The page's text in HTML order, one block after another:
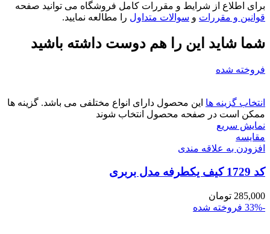
برای اطلاع از شرایط و مقررات کامل فروشگاه می توانید صفحه
قوانین و مقررات و سوالات متداول را مطالعه نمایید.
شما شاید این را هم دوست داشته باشید
فروخته شده
انتخاب گزینه ها این محصول دارای انواع مختلفی می باشد. گزینه ها
ممکن است در صفحه محصول انتخاب شوند
نمایش سریع
مقايسه
افزودن به علاقه مندی
کد 1729 کیف یکطرفه مدل بربری
285,000 تومان
-33%
فروخته شده